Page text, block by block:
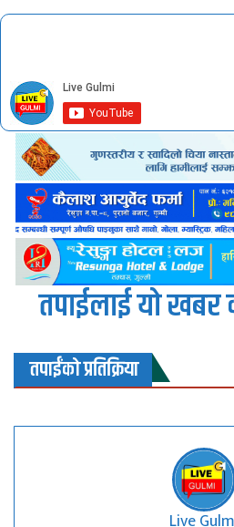
तपाईलाई यो खबर
तपाईंको प्रतिक्रिया
Live